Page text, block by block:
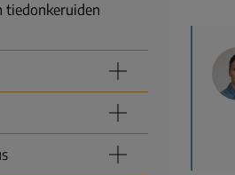
tiedonkeruiden